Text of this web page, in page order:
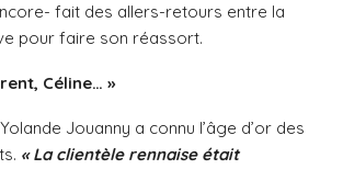
fait des allers-retours entre la
pour faire son réassort.
Céline… »
Jouanny a connu l’âge d’or des
« La clientèle rennaise était